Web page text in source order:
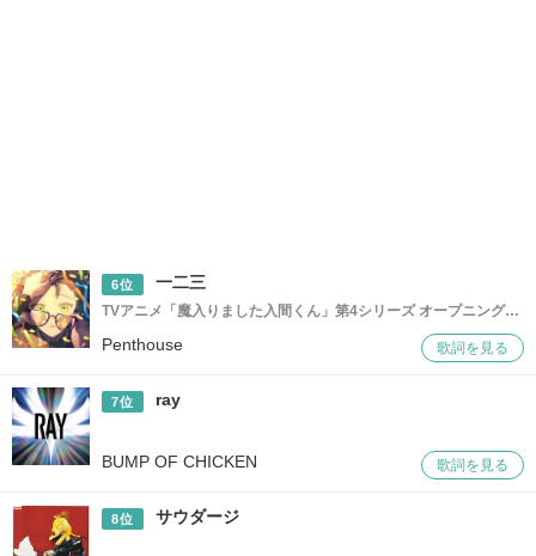
6位 一二三
TVアニメ「魔入りました入間くん」第4シリーズ オープニングテーマ
Penthouse 歌詞を見る
7位 ray
BUMP OF CHICKEN 歌詞を見る
8位 サウダージ